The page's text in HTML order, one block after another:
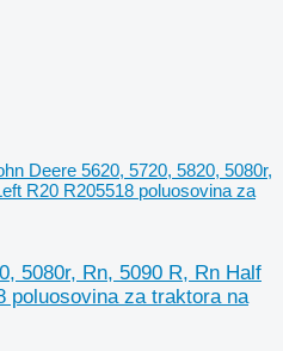
Deere 5620, 5720, 5820, 5080r,
R20 R205518 poluosovina za
5080r, Rn, 5090 R, Rn Half
poluosovina za traktora na